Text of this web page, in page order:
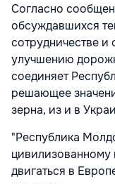
Согласно
обсуждавшихся
сотрудничестве и
улучшению
соединяет
решающее
зерна, из и в
"Республика
двигаться в